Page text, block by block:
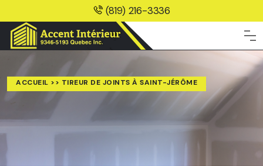
(819) 216-3336
ACCUEIL >> TIREUR DE JOINTS À SAINT-JÉRÔME